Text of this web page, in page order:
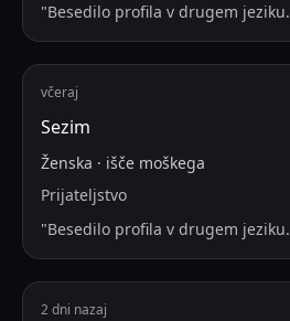
"Besedilo profila v drugem jeziku.
včeraj
Sezim
Ženska · išče moškega
Prijateljstvo
"Besedilo profila v drugem jeziku.
2 dni nazaj